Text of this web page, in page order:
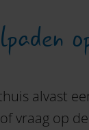
alvast
vraag op